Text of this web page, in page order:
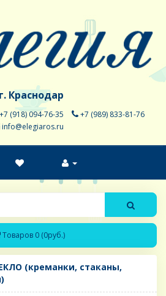
г. Краснодар
+7 (918) 094-76-35
+7 (989) 833-81-76
info@elegiaros.ru
Товаров 0 (0руб.)
(креманки, стаканы,